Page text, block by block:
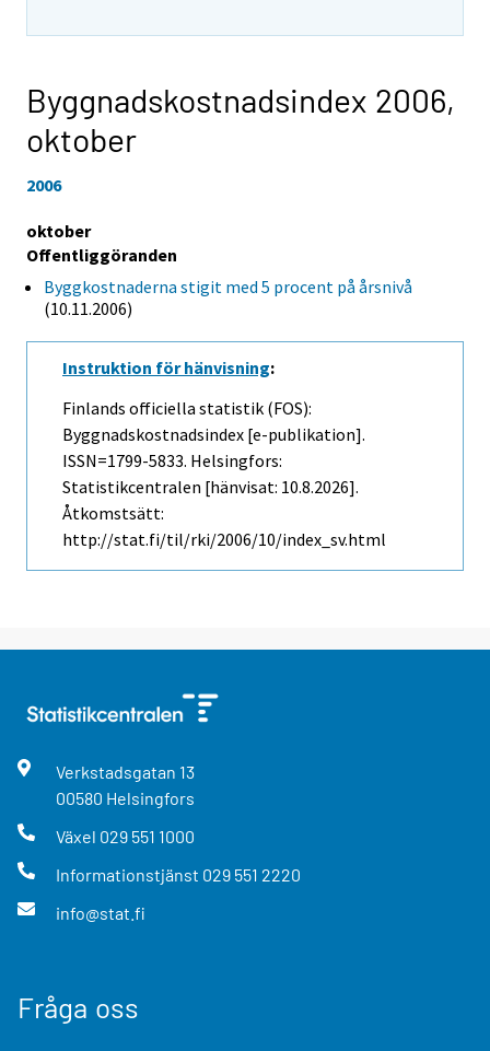
Byggnadskostnadsindex 2006,
oktober
2006
oktober
Offentliggöranden
Byggkostnaderna stigit med 5 procent på årsnivå
(10.11.2006)
Instruktion för hänvisning:
Finlands officiella statistik (FOS):
Byggnadskostnadsindex [e-publikation].
ISSN=1799-5833. Helsingfors:
Statistikcentralen [hänvisat: 10.8.2026].
Åtkomstsätt:
http://stat.fi/til/rki/2006/10/index_sv.html
Verkstadsgatan 13
00580 Helsingfors
Växel 029 551 1000
Informationstjänst 029 551 2220
info@stat.fi
Fråga oss